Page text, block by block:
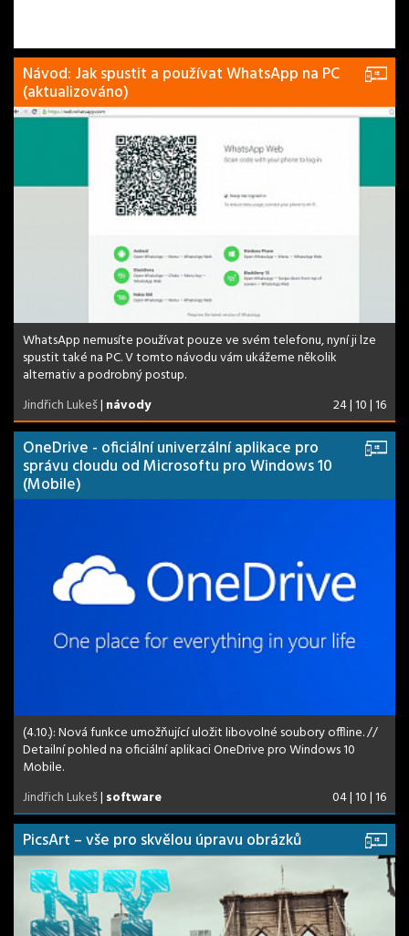
Návod: Jak spustit a používat WhatsApp na PC
(aktualizováno)
WhatsApp nemusíte používat pouze ve svém telefonu, nyní ji lze
spustit také na PC. V tomto návodu vám ukážeme několik
alternativ a podrobný postup.
Jindřich Lukeš| návody 24 | 10 | 16
OneDrive - oficiální univerzální aplikace pro
správu cloudu od Microsoftu pro Windows 10
(Mobile)
(4.10.): Nová funkce umožňující uložit libovolné soubory offline. //
Detailní pohled na oficiální aplikaci OneDrive pro Windows 10
Mobile.
Jindřich Lukeš| software 04 | 10 | 16
PicsArt – vše pro skvělou úpravu obrázků